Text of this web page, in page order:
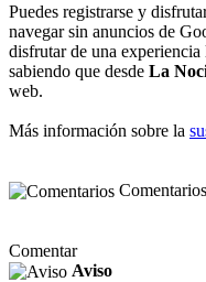
Puedes registrarse y
navegar sin anuncios de
disfrutar de una
sabiendo que desde La
web.
Más información sobre la
Comentarios
Comentar
Aviso